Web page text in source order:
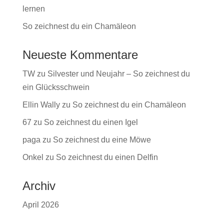
lernen
So zeichnest du ein Chamäleon
Neueste Kommentare
TWzu Silvester und Neujahr – So zeichnest du
ein Glücksschwein
Ellin Wallyzu So zeichnest du ein Chamäleon
67 zu So zeichnest du einen Igel
paga zu So zeichnest du eine Möwe
Onkel zu So zeichnest du einen Delfin
Archiv
April 2026